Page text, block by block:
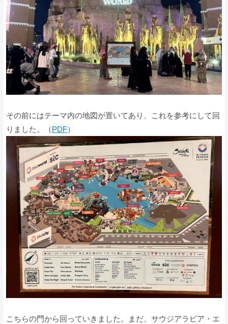
その前にはテーマ内の地図が置いてあり、これを参考にして回
りました。（PDF）
こちらの門から回っていきました。まだ、サウジアラビア・エ